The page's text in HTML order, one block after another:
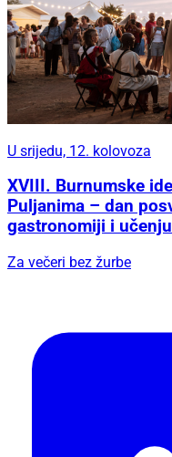
U srijedu, 12. kolovoza
XVIII. Burnumske
Puljanima – dan
gastronomiji i
Za večeri bez žurbe